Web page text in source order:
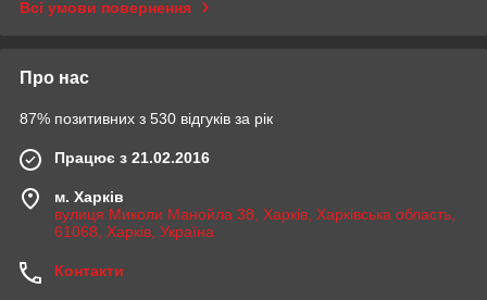
Всі умови повернення
Про нас
87% позитивних з 530 відгуків за рік
Працює з 21.02.2016
м. Харків
вулиця Миколи Манойла 38, Харків, Харківська область,
61068, Харків, Україна
Контакти